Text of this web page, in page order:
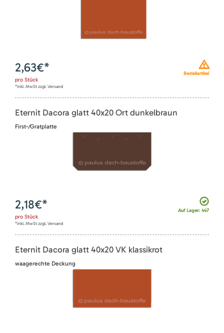
Bestellartikel
2,63€*
pro Stück
*inkl. MwSt zzgl. Versand
Eternit Dacora glatt 40x20 Ort dunkelbraun
First-/Gratplatte
Auf Lager: 447
2,18€*
pro Stück
*inkl. MwSt zzgl. Versand
Eternit Dacora glatt 40x20 VK klassikrot
waagerechte Deckung